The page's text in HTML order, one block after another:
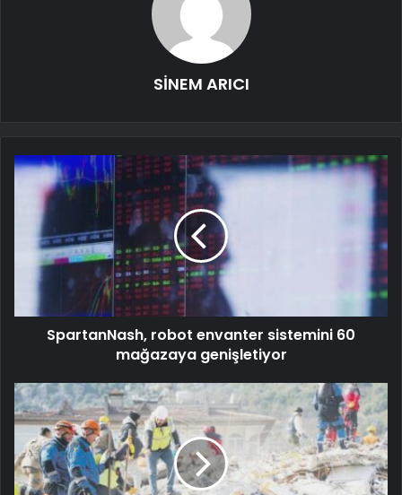
SİNEM ARICI
SpartanNash, robot envanter sistemini 60
mağazaya genişletiyor